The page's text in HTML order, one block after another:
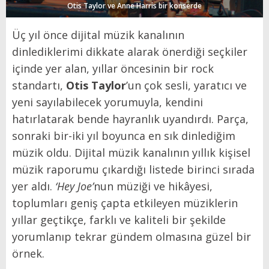
Otis Taylor ve Anne Harris bir konserde
Üç yıl önce dijital müzik kanalının
dinlediklerimi dikkate alarak önerdiği seçkiler
içinde yer alan, yıllar öncesinin bir rock
standartı, Otis Taylor’un çok sesli, yaratıcı ve
yeni sayılabilecek yorumuyla, kendini
hatırlatarak bende hayranlık uyandırdı. Parça,
sonraki bir-iki yıl boyunca en sık dinlediğim
müzik oldu. Dijital müzik kanalının yıllık kişisel
müzik raporumu çıkardığı listede birinci sırada
yer aldı. ‘Hey Joe’nun müziği ve hikâyesi,
toplumları geniş çapta etkileyen müziklerin
yıllar geçtikçe, farklı ve kaliteli bir şekilde
yorumlanıp tekrar gündem olmasına güzel bir
örnek.